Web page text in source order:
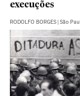
execuções
RODOLFO BORGES | São